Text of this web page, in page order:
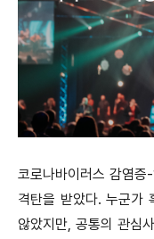
코로나바이러스 감염
격탄을 받았다. 누군가
않았지만, 공통의 관심